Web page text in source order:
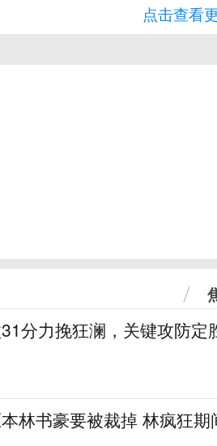
点击查看
分力挽狂澜，关键攻防定
林书豪要被裁掉 林疯狂